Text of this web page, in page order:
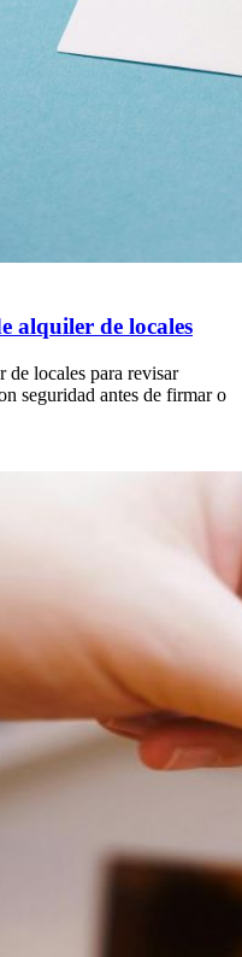
alquiler de locales
de locales para revisar
seguridad antes de firmar o